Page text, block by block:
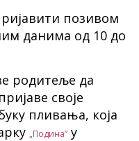
позивом
данима од 10 до
родитеље да
своје
пливања, која
„Подина“ у